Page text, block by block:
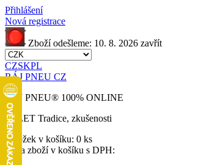
Přihlášení
Nová registrace
Zboží odešleme: 10. 8. 2026 zavřít
CZSKPL
RÁJ PNEU CZ
RÁJ PNEU® 100% ONLINE
32 LET Tradice, zkušenosti
Položek v košíku: 0 ks
Cena zboží v košíku s DPH: